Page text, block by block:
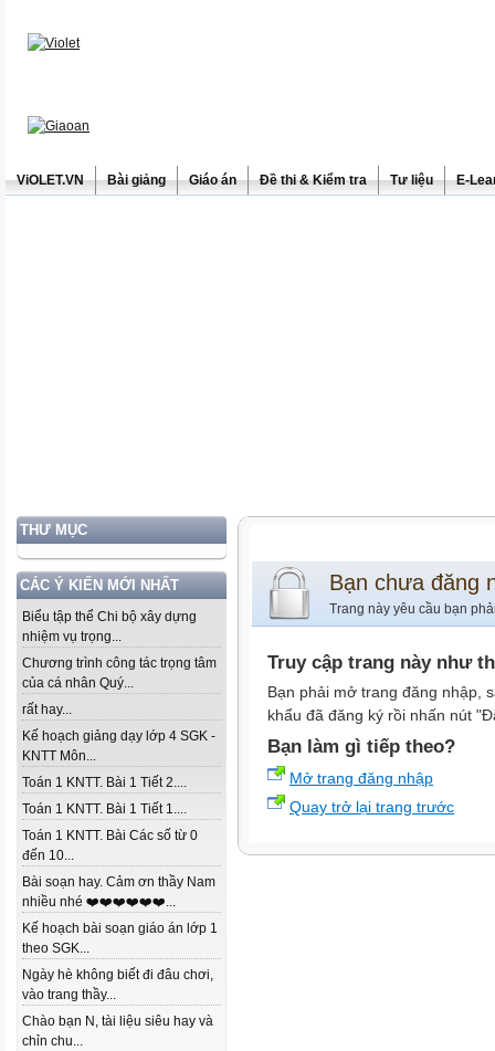
ViOLET.VN Bài giảng Giáo án Đề thi & Kiểm tra Tư liệu E-
THƯ MỤC
CÁC Ý KIẾN MỚI NHẤT
Biểu tập thể Chi bộ xây dựng
nhiệm vụ trọng...
Chương trình công tác trọng tâm
của cá nhân Quý...
rất hay...
Kế hoạch giảng dạy lớp 4 SGK -
KNTT Môn...
Toán 1 KNTT. Bài 1 Tiết 2....
Toán 1 KNTT. Bài 1 Tiết 1....
Toán 1 KNTT. Bài Các số từ 0
đến 10...
Bài soạn hay. Cảm ơn thầy Nam
nhiều nhé ❤️❤️❤️❤️❤️❤️...
Kế hoạch bài soạn giáo án lớp 1
theo SGK...
Ngày hè không biết đi đâu chơi,
vào trang thầy...
Chào bạn N, tài liệu siêu hay và
chỉn chu...
Bạn chưa đăng
Trang này yêu cầu bạn
Truy cập trang này như
Bạn phải mở trang đăng nhập,
khẩu đã đăng ký rồi nhấn nút
Bạn làm gì tiếp theo?
Mở trang đăng nhập
Quay trở lại trang trước